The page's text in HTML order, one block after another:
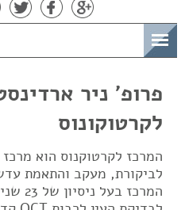
פרופ' ניר
לקרטוקונוס
המרכז לקרטוקנוס הוא
לביקורת, מעקב והתאמת